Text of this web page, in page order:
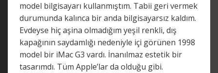
model bilgisayarı kullanmıştım. Tabii geri vermek
durumunda kalınca bir anda bilgisayarsız kaldım.
Evdeyse hiç aşina olmadığım yeşil renkli, dış
kapağının saydamlığı nedeniyle içi görünen 1998
model bir iMac G3 vardı. İnanılmaz estetik bir
tasarımdı. Tüm Apple’lar da olduğu gibi.